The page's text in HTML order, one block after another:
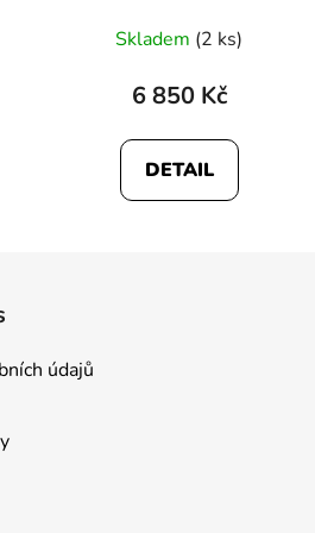
hodnocení
produktu
5,0
z
Skladem (2 ks)
6 850 Kč
DETAIL
údajů